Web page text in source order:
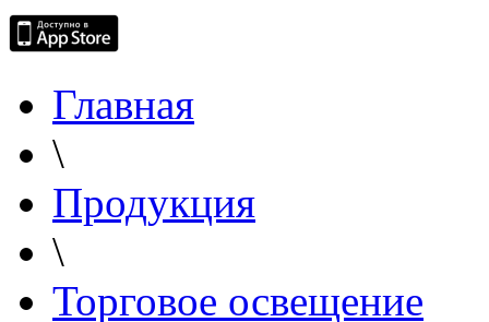
Главная
\
Продукция
\
Торговое освещение